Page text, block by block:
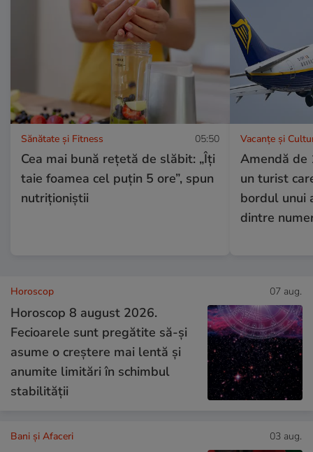
Sănătate și Fitness 05:50
Cea mai bună rețetă de slăbit: „Îți
taie foamea cel puțin 5 ore”, spun
nutriționiștii
Vacanțe și
Amendă de
un turist
bordul unui
dintre
Horoscop 07 aug.
Horoscop 8 august 2026.
Fecioarele sunt pregătite să-și
asume o creștere mai lentă și
anumite limitări în schimbul
stabilității
Bani și Afaceri 03 aug.